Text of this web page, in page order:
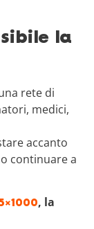
la
rete di
medici,
accanto
continuare a
, la